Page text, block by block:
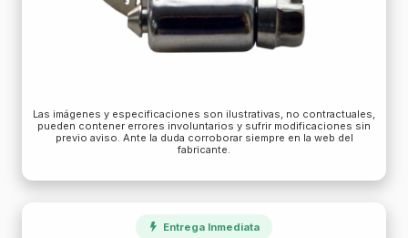
Las imágenes y especificaciones son ilustrativas, no contractuales,
pueden contener errores involuntarios y sufrir modificaciones sin
previo aviso. Ante la duda corroborar siempre en la web del
fabricante.
Entrega Inmediata